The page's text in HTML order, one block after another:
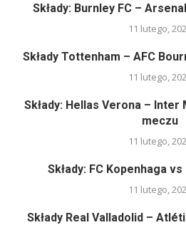
Składy: Burnley FC –
11 lutego,
Składy Tottenham – AFC
11 lutego,
Składy: Hellas Verona – Inter
meczu
11 lutego,
Składy: FC Kopenhaga
11 lutego,
Składy Real Valladolid –